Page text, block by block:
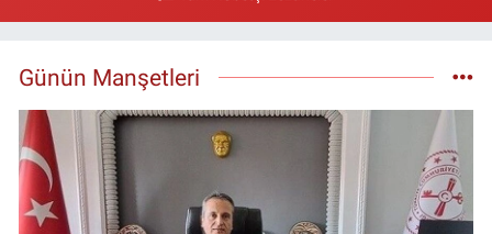
0 (446) 212 10 20
Günün Manşetleri